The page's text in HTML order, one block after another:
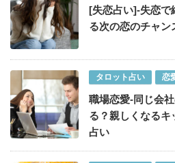
[失恋占い]-失恋で
る次の恋のチャン
タロット占い 恋
職場恋愛-同じ会
る？親しくなるキ
占い